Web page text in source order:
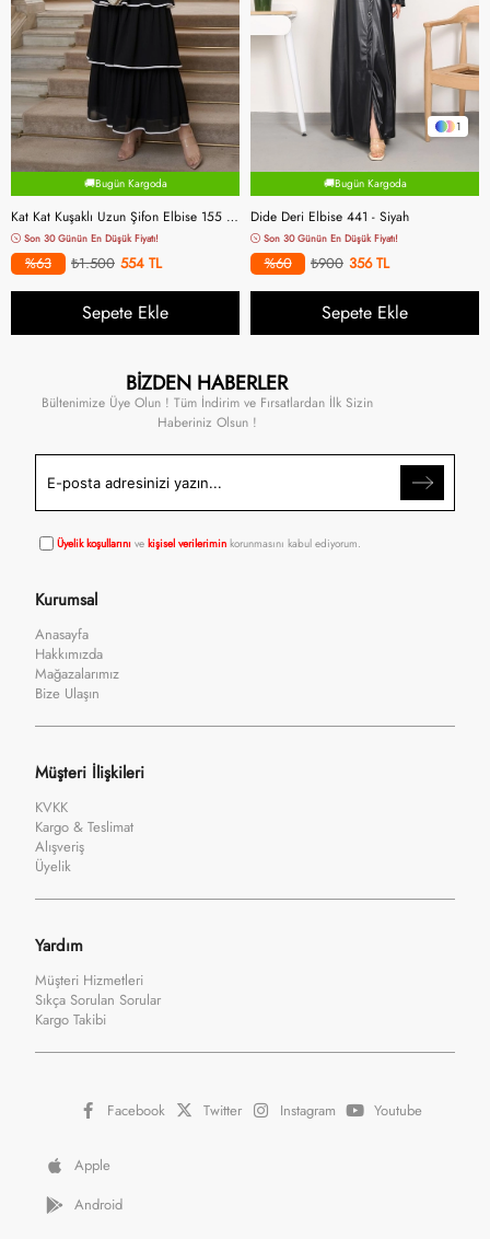
🚚Bugün Kargoda
Kat Kat Kuşaklı Uzun Şifon Elbise 155 - Siyah
Son 30 Günün En Düşük Fiyatı!
554
₺1.500
%63
Sepete Ekle
1
🚚Bugün Kargoda
Dide Deri Elbise 441 - Siyah
Son 30 Günün En Düşük Fiyatı!
356
₺900
%60
Sepete Ekle
BİZDEN HABERLER
Bültenimize Üye Olun ! Tüm İndirim ve Fırsatlardan İlk Sizin
Haberiniz Olsun !
Üyelik koşullarını vekişisel verilerimin korunmasını kabul ediyorum.
Kurumsal
Anasayfa
Hakkımızda
Mağazalarımız
Bize Ulaşın
Müşteri İlişkileri
KVKK
Kargo & Teslimat
Alışveriş
Üyelik
Yardım
Müşteri Hizmetleri
Sıkça Sorulan Sorular
Kargo Takibi
Facebook Twitter Instagram Youtube
Apple
Android